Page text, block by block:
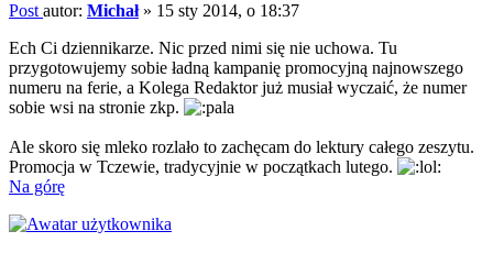
Post autor: Michał» 15 sty 2014, o 18:37
Ech Ci dziennikarze. Nic przed nimi się nie uchowa. Tu
przygotowujemy sobie ładną kampanię promocyjną najnowszego
numeru na ferie, a Kolega Redaktor już musiał wyczaić, że numer
sobie wsi na stronie zkp.
Ale skoro się mleko rozlało to zachęcam do lektury całego zeszytu.
Promocja w Tczewie, tradycyjnie w początkach lutego.
Na górę